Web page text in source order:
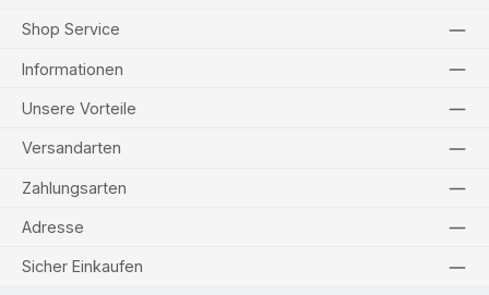
Shop Service
Informationen
Unsere Vorteile
Versandarten
Zahlungsarten
Adresse
Sicher Einkaufen